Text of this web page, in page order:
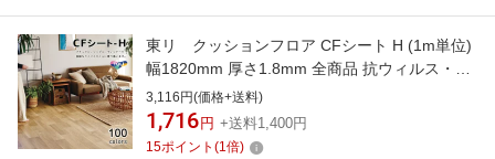
東リ クッションフロア CFシート H (1m単位)
幅1820mm 厚さ1.8mm 全商品 抗ウィルス・抗
菌・防カビ機能
3,116円(価格+送料)
1,716 円 +送料1,400円
15ポイント (1倍)